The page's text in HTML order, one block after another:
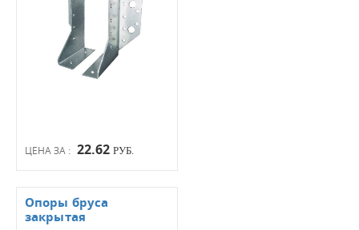
ЦЕНА ЗА : 22.62 РУБ.
Опоры бруса
закрытая